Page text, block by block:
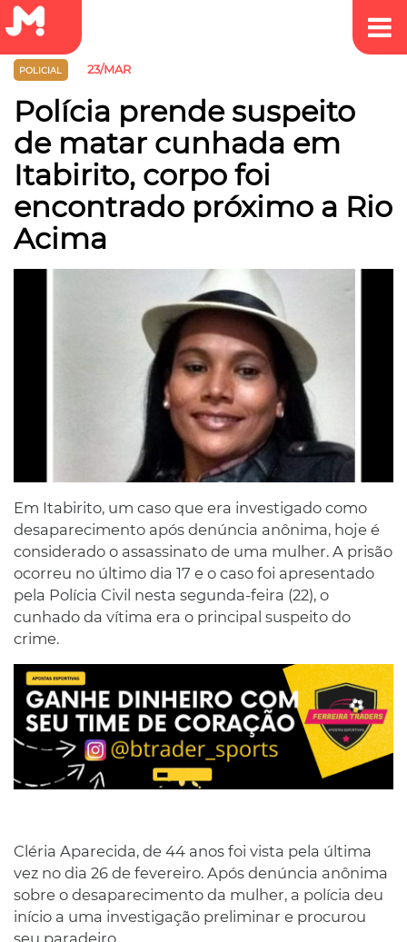
POLICIAL 23/MAR
Polícia prende suspeito
de matar cunhada em
Itabirito, corpo foi
encontrado próximo a Rio
Acima
Em Itabirito, um caso que era investigado como
desaparecimento após denúncia anônima, hoje é
considerado o assassinato de uma mulher. A prisão
ocorreu no último dia 17 e o caso foi apresentado
pela Polícia Civil nesta segunda-feira (22), o
cunhado da vítima era o principal suspeito do
crime.
Cléria Aparecida, de 44 anos foi vista pela última
vez no dia 26 de fevereiro. Após denúncia anônima
sobre o desaparecimento da mulher, a polícia deu
início a uma investigação preliminar e procurou